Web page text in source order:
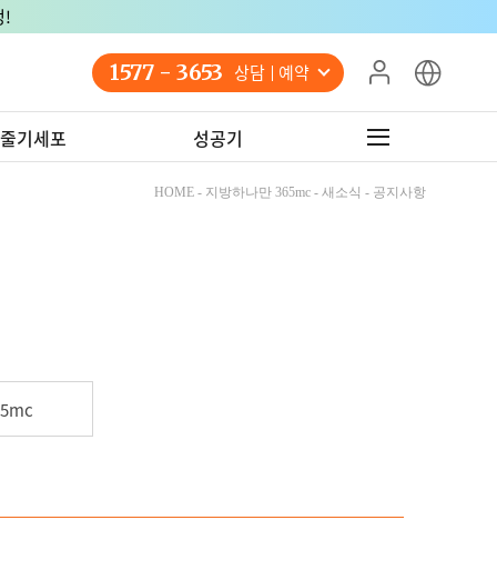
!
1577 - 3653 상담 예약
기세포 성공기
HOME - 지방하나만 365mc - 새소식 - 공지사항